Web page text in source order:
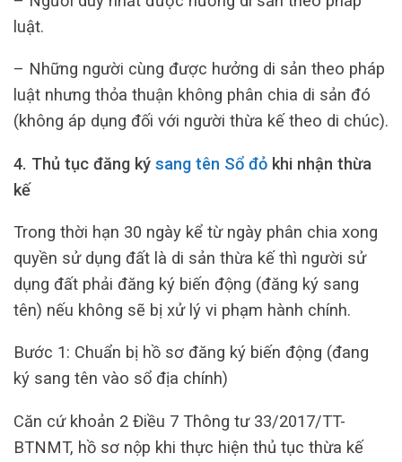
luật.
– Những người cùng được hưởng di sản theo pháp
luật nhưng thỏa thuận không phân chia di sản đó
(không áp dụng đối với người thừa kế theo di chúc).
4. Thủ tục đăng ký sang tên Sổ đỏ khi nhận thừa
kế
Trong thời hạn 30 ngày kể từ ngày phân chia xong
quyền sử dụng đất là di sản thừa kế thì người sử
dụng đất phải đăng ký biến động (đăng ký sang
tên) nếu không sẽ bị xử lý vi phạm hành chính.
Bước 1: Chuẩn bị hồ sơ đăng ký biến động (đang
ký sang tên vào sổ địa chính)
Căn cứ khoản 2 Điều 7 Thông tư 33/2017/TT-
BTNMT, hồ sơ nộp khi thực hiện thủ tục thừa kế